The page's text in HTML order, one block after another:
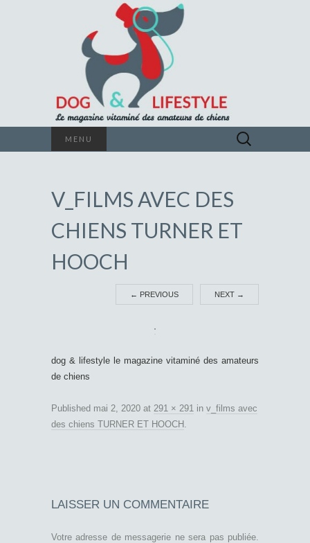
LIFESTYLE
Le magazine vitaminé des amateurs de
chiens
MENU Rechercher :
V_FILMS AVEC DES
CHIENS TURNER ET
HOOCH
← PREVIOUS NEXT →
dog & lifestyle le magazine vitaminé des amateurs
de chiens
Published mai 2, 2020 at 291 × 291 in v_films avec
des chiens TURNER ET HOOCH
LAISSER UN COMMENTAIRE
Votre adresse de messagerie ne sera pas publiée.